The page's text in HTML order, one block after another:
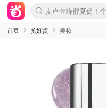
Prada/Miu 4.8折！
啥？必胜客披萨5折！
首页 抢好货 美妆